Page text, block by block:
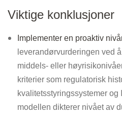
Viktige konklusjoner
Implementer en proaktiv
leverandørvurderingen ved
middels- eller
kriterier som regulatorisk
kvalitetsstyringssystemer og
modellen dikterer nivået av